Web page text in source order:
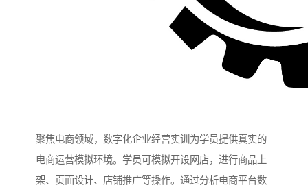
聚焦电商领域，数字化企业经营实训为学员提供真实的
电商运营模拟环境。学员可模拟开设网店，进行商品上
架、页面设计、店铺推广等操作。通过分析电商平台数